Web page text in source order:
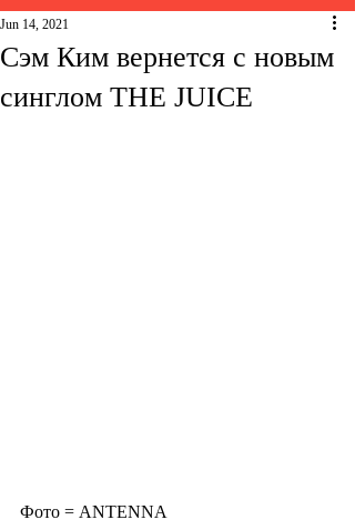
Сэм Ким вернется с новым
синглом THE JUICE
Jun 14, 2021
Фото = ANTENNA